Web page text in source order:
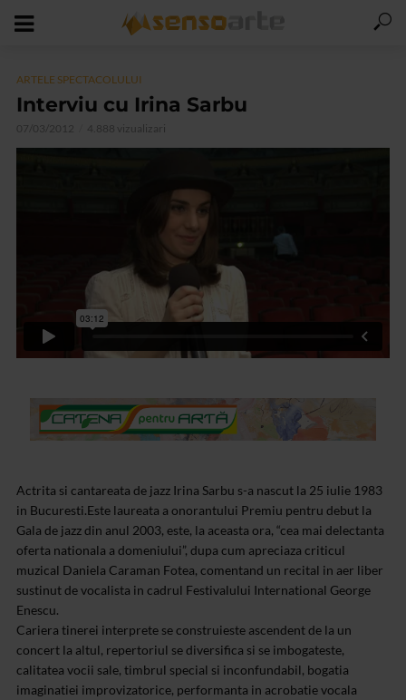
ARTELE SPECTACOLULUI
Interviu cu Irina Sarbu
07/03/2012 4.888 vizualizari
Actrita si cantareata de jazz Irina Sarbu s-a nascut la 25 iulie 1983
in Bucuresti.Este laureata a onorantului Premiu pentru debut la
Gala de jazz din anul 2003, este, la aceasta ora, “cea mai delectanta
oferta nationala a domeniului”, dupa cum apreciaza criticul
muzical Daniela Caraman Fotea, comentand un recital in aer liber
sustinut de vocalista in cadrul Festivalului International George
Enescu.
Cariera tinerei interprete se construieste ascendent de la un
concert la altul, repertoriul se diversifica si se imbogateste,
calitatea vocii sale, timbrul special si inconfundabil, bogatia
imaginatiei improvizatorice, performanta in acrobatie vocala